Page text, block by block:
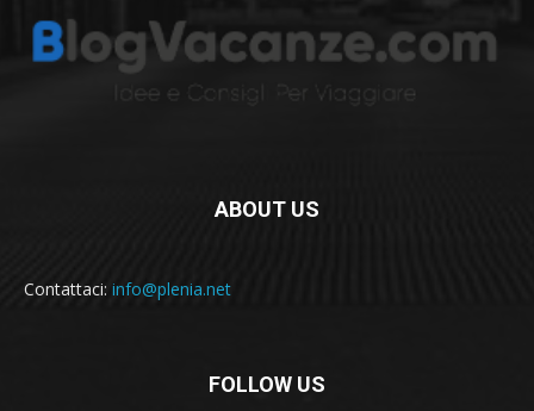
ABOUT US
Contattaci: info@plenia.net
FOLLOW US